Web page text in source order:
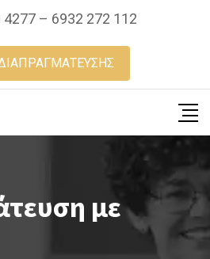
4277 – 6932 272 112
με